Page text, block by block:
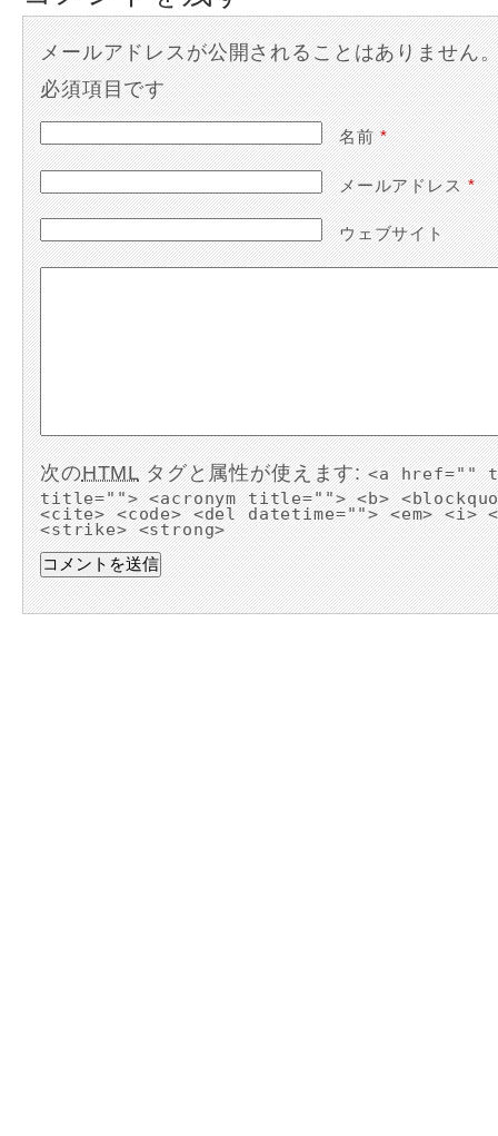
メールアドレスが公開されることはありません
必須項目です
名前*
メールアドレス*
ウェブサイト
次のHTMLタグと属性が使えます:<a href=""
title=""> <acronym title=""> <b>
<cite> <code> <del datetime=""> <em> <i>
<strike> <strong>